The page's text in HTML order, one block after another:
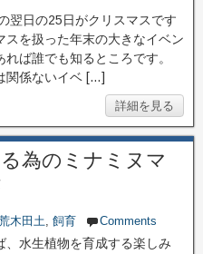
翌日の25日がクリスマスです
を扱った年末の大きなイベン
ば誰でも知るところです。
関係ないイベ […]
詳細を見る
為のミナミヌマ
木田土, 飼育 Comments
水生植物を育成する楽しみ